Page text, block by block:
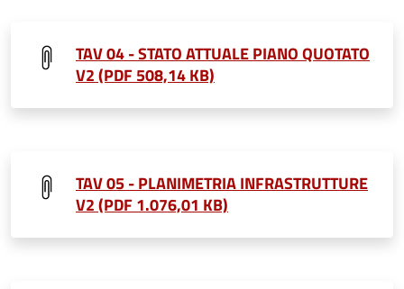
TAV 04 - STATO ATTUALE PIANO QUOTATO
V2 (PDF 508,14 KB)
TAV 05 - PLANIMETRIA INFRASTRUTTURE
V2 (PDF 1.076,01 KB)